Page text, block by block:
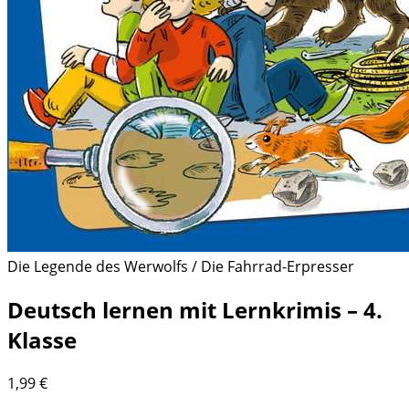
Die Legende des Werwolfs / Die Fahrrad-Erpresser
Deutsch lernen mit Lernkrimis – 4.
Klasse
1,99€